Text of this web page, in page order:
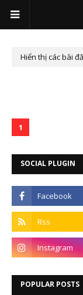
Hiển thị các bài
1
SOCIAL PLUGIN
POPULAR POSTS